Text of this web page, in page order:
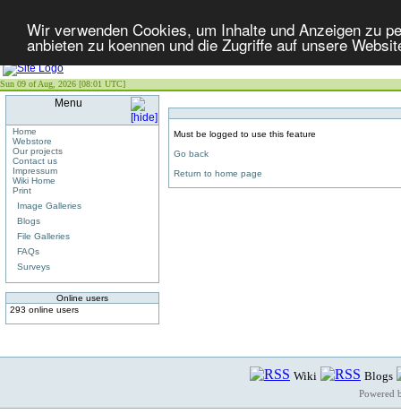
Wir verwenden Cookies, um Inhalte und Anzeigen zu
anbieten zu koennen und die Zugriffe auf unsere
Sun 09 of Aug, 2026 [08:01 UTC]
Menu
Home
Webstore
Our projects
Contact us
Impressum
Wiki Home
Print
Image Galleries
Blogs
File Galleries
FAQs
Surveys
Online users
293 online users
Must be logged to use this feature
Go back
Return to home page
Wiki Blogs
Powered